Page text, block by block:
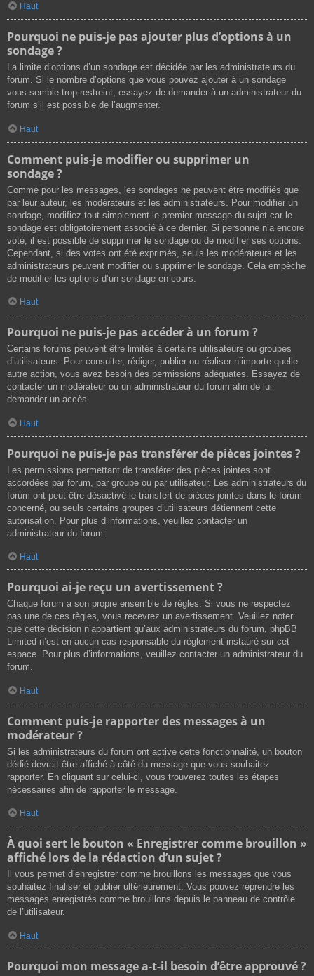
Haut
Pourquoi ne puis-je pas ajouter plus d’options à un
sondage ?
La limite d’options d’un sondage est décidée par les administrateurs du
forum. Si le nombre d’options que vous pouvez ajouter à un sondage
vous semble trop restreint, essayez de demander à un administrateur du
forum s’il est possible de l’augmenter.
Haut
Comment puis-je modifier ou supprimer un
sondage ?
Comme pour les messages, les sondages ne peuvent être modifiés que
par leur auteur, les modérateurs et les administrateurs. Pour modifier un
sondage, modifiez tout simplement le premier message du sujet car le
sondage est obligatoirement associé à ce dernier. Si personne n’a encore
voté, il est possible de supprimer le sondage ou de modifier ses options.
Cependant, si des votes ont été exprimés, seuls les modérateurs et les
administrateurs peuvent modifier ou supprimer le sondage. Cela empêche
de modifier les options d’un sondage en cours.
Haut
Pourquoi ne puis-je pas accéder à un forum ?
Certains forums peuvent être limités à certains utilisateurs ou groupes
d’utilisateurs. Pour consulter, rédiger, publier ou réaliser n’importe quelle
autre action, vous avez besoin des permissions adéquates. Essayez de
contacter un modérateur ou un administrateur du forum afin de lui
demander un accès.
Haut
Pourquoi ne puis-je pas transférer de pièces jointes ?
Les permissions permettant de transférer des pièces jointes sont
accordées par forum, par groupe ou par utilisateur. Les administrateurs du
forum ont peut-être désactivé le transfert de pièces jointes dans le forum
concerné, ou seuls certains groupes d’utilisateurs détiennent cette
autorisation. Pour plus d’informations, veuillez contacter un
administrateur du forum.
Haut
Pourquoi ai-je reçu un avertissement ?
Chaque forum a son propre ensemble de règles. Si vous ne respectez
pas une de ces règles, vous recevrez un avertissement. Veuillez noter
que cette décision n’appartient qu’aux administrateurs du forum, phpBB
Limited n’est en aucun cas responsable du règlement instauré sur cet
espace. Pour plus d’informations, veuillez contacter un administrateur du
forum.
Haut
Comment puis-je rapporter des messages à un
modérateur ?
Si les administrateurs du forum ont activé cette fonctionnalité, un bouton
dédié devrait être affiché à côté du message que vous souhaitez
rapporter. En cliquant sur celui-ci, vous trouverez toutes les étapes
nécessaires afin de rapporter le message.
Haut
À quoi sert le bouton « Enregistrer comme brouillon »
affiché lors de la rédaction d’un sujet ?
Il vous permet d’enregistrer comme brouillons les messages que vous
souhaitez finaliser et publier ultérieurement. Vous pouvez reprendre les
messages enregistrés comme brouillons depuis le panneau de contrôle
de l’utilisateur.
Haut
Pourquoi mon message a-t-il besoin d’être approuvé ?